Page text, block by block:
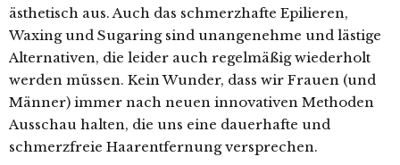
ästhetisch aus. Auch das schmerzhafte Epilieren,
Waxing und Sugaring sind unangenehme und lästige
Alternativen, die leider auch regelmäßig wiederholt
werden müssen. Kein Wunder, dass wir Frauen (und
Männer) immer nach neuen innovativen Methoden
Ausschau halten, die uns eine dauerhafte und
schmerzfreie Haarentfernung versprechen.